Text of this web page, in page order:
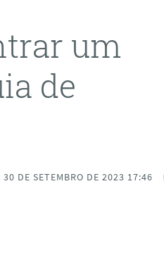
um
de
DE SETEMBRO DE 2023 17:46